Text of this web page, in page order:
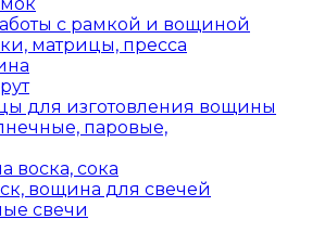
с рамкой и вощиной
матрицы, пресса
для изготовления вощины
паровые,
воска, сока
вощина для свечей
свечи